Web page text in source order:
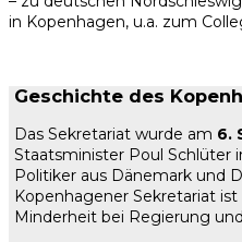
in Kopenhagen, u.a. zum
Geschichte des
Das Sekretariat wurde am 6.
Staatsminister Poul Schlüter
Politiker aus Dänemark und
Kopenhagener Sekretariat
Minderheit bei Regierung